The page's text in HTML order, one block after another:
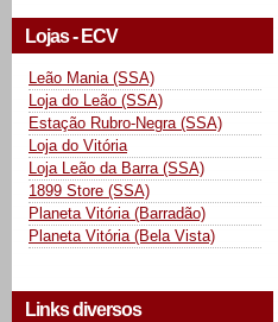
Lojas - ECV
Leão Mania (SSA)
Loja do Leão (SSA)
Estação Rubro-Negra (SSA)
Loja do Vitória
Loja Leão da Barra (SSA)
1899 Store (SSA)
Planeta Vitória (Barradão)
Planeta Vitória (Bela Vista)
Links diversos